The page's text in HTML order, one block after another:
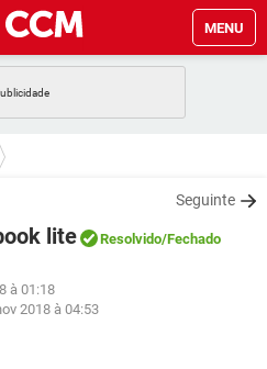
MENU
GMAIL
GMAIL
WHATSAPP
EXCEL
WHATSAPP
Seguinte
lite Resolvido/Fechado
à 01:18
2018 à 04:53